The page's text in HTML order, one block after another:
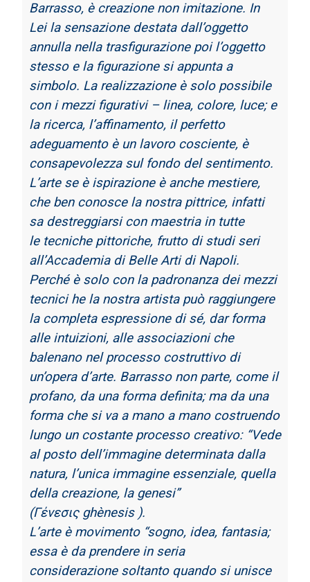
Barrasso, è creazione non imitazione. In
Leila sensazione destata dall’oggetto
annulla nella trasfigurazione poi l’oggetto
stesso e la figurazione si appunta a
simbolo. La realizzazione è solo possibile
con i mezzi figurativi – linea, colore, luce; e
la ricerca, l’affinamento, il perfetto
adeguamento è un lavoro cosciente, è
consapevolezza sul fondo del sentimento.
L’arte se è ispirazione è anche mestiere,
che ben conosce la nostra pittrice, infatti
sa destreggiarsi con maestria in tutte
le tecniche pittoriche, frutto di studi seri
all’Accademia di Belle Arti di Napoli.
Perché è solo con la padronanza dei mezzi
tecnici he la nostra artista può raggiungere
la completa espressione di sé, dar forma
alle intuizioni, alle associazioni che
balenano nelprocesso costruttivo di
un’opera d’arte. Barrasso non parte, come il
profano, da una forma definita; ma da una
forma che si va a mano a mano costruendo
lungo un costante processo creativo: “Vede
al posto dell’immagine determinata dalla
natura, l’unica immagine essenziale, quella
della creazione, la genesi”
(Γένεσις ghènesis ).
L’arte è movimento “sogno, idea, fantasia;
essa è da prendere in seria
considerazione soltanto quando si unisce